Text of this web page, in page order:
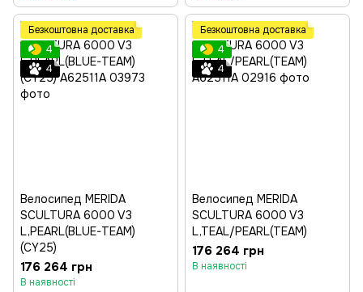
Безкоштовна доставка
4
4
Велосипед MERIDA
SCULTURA 6000 V3
L,PEARL(BLUE-TEAM)
(CY25)
176 264 грн
В наявності
Безкоштовна доставка
4
4
Велосипед MERIDA
SCULTURA 6000 V3
L,TEAL/PEARL(TEAM)
176 264 грн
В наявності